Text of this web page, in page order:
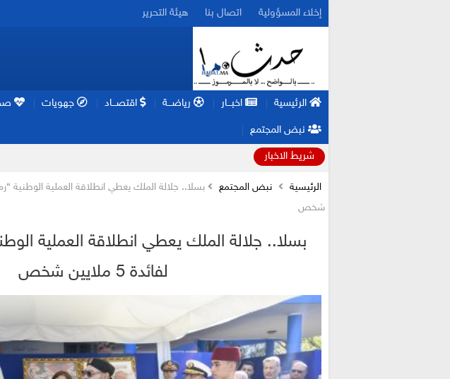
إخلاء المسؤولية اتصال بنا هيئة التحرير
الرئيسية اخبـــار رياضـــة اقتصـــاد جهويات
نبض المجتمع
شريط الاخبار
الرئيسية نبض المجتمع
شخص
لفائدة 5 ملايين شخص